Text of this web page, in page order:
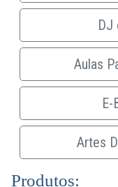
DJ
Aulas
Artes
Produtos: